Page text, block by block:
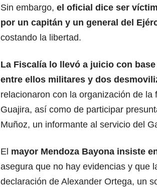
Sin embargo, el oficial dice ser
por un capitán y un general del
costando la libertad.
La Fiscalía lo llevó a juicio con
entre ellos militares y dos
relacionaron con la organización de
Guajira, así como de participar
Muñoz, un informante al servicio del
El mayor Mendoza Bayona insiste
asegura que no hay evidencias y que
declaración de Alexander Ortega, un